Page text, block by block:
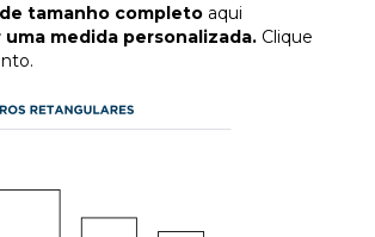
tamanho completo aqui
uma medida personalizada. Clique